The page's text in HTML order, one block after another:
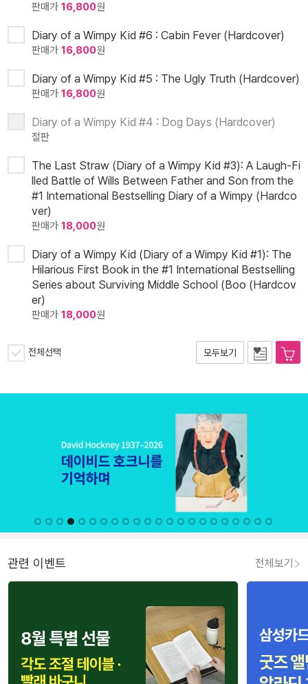
판매가 16,800원
Diary of a Wimpy Kid #6 : Cabin Fever (Hardcover)
판매가 16,800원
Diary of a Wimpy Kid #5 : The Ugly Truth (Hardcover)
판매가 16,800원
Diary of a Wimpy Kid #4 : Dog Days (Hardcover)
절판
The Last Straw (Diary of a Wimpy Kid #3): A Laugh-Fi
lled Battle of Wills Between Father and Son from the
#1 International Bestselling Diary of a Wimpy (Hardco
ver)
판매가 18,000원
Diary of a Wimpy Kid (Diary of a Wimpy Kid #1): The
Hilarious First Book in the #1 International Bestselling
Series about Surviving Middle School (Boo (Hardcov
er)
판매가 18,000원
전체선택 모두보기
관련 이벤트 전체보기